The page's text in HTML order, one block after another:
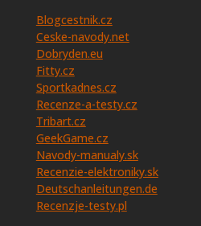
Blogcestnik.cz
Ceske-navody.net
Dobryden.eu
Fitty.cz
Sportkadnes.cz
Recenze-a-testy.cz
Tribart.cz
GeekGame.cz
Navody-manualy.sk
Recenzie-elektroniky.sk
Deutschanleitungen.de
Recenzje-testy.pl